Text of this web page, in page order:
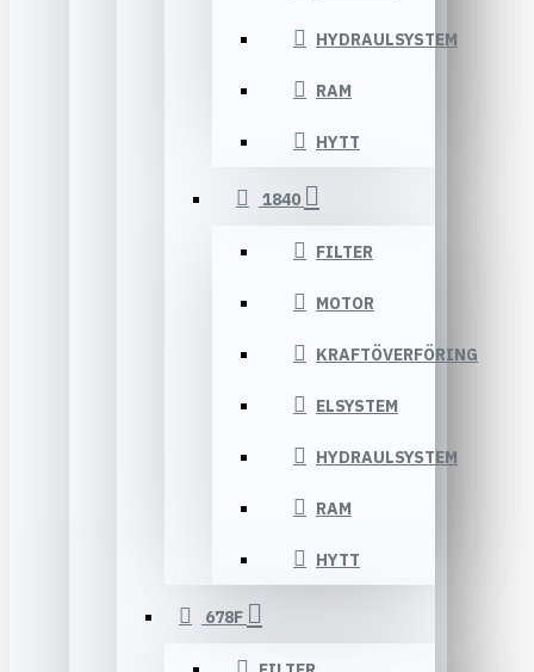
HYDRAULSYSTEM
RAM
HYTT
1840
FILTER
MOTOR
KRAFTÖVERFÖRING
ELSYSTEM
HYDRAULSYSTEM
RAM
HYTT
678F